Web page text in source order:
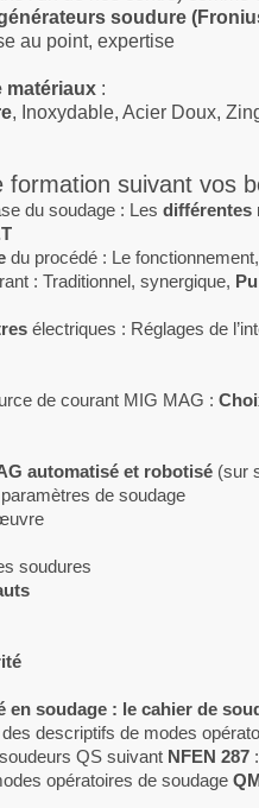
soudure
au point, expertise
matériaux :
, Inoxydable, Acier Doux,
formation suivant vos
du soudage : Les différentes
du procédé : Le
: Traditionnel, synergique,
électriques : Réglages de
de courant MIG MAG :
automatisé et robotisé (sur
de soudage
soudures
en soudage : le cahier de
descriptifs de modes
QS suivant NFEN 287
opératoires de soudage